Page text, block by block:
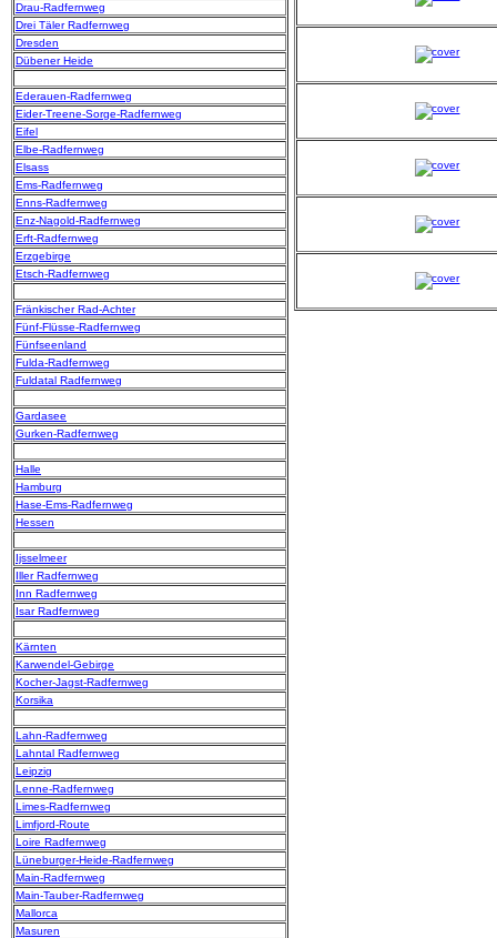
Drau-Radfernweg
Drei Täler Radfernweg
Dresden
Dübener Heide
Ederauen-Radfernweg
Eider-Treene-Sorge-Radfernweg
Eifel
Elbe-Radfernweg
Elsass
Ems-Radfernweg
Enns-Radfernweg
Enz-Nagold-Radfernweg
Erft-Radfernweg
Erzgebirge
Etsch-Radfernweg
Fränkischer Rad-Achter
Fünf-Flüsse-Radfernweg
Fünfseenland
Fulda-Radfernweg
Fuldatal Radfernweg
Gardasee
Gurken-Radfernweg
Halle
Hamburg
Hase-Ems-Radfernweg
Hessen
Ijsselmeer
Iller Radfernweg
Inn Radfernweg
Isar Radfernweg
Kärnten
Karwendel-Gebirge
Kocher-Jagst-Radfernweg
Korsika
Lahn-Radfernweg
Lahntal Radfernweg
Leipzig
Lenne-Radfernweg
Limes-Radfernweg
Limfjord-Route
Loire Radfernweg
Lüneburger-Heide-Radfernweg
Main-Radfernweg
Main-Tauber-Radfernweg
Mallorca
Masuren